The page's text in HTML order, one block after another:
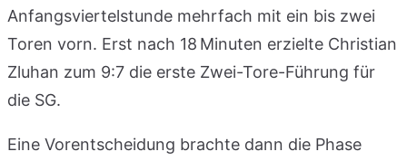
Anfangsviertelstunde mehrfach mit ein bis zwei
Toren vorn. Erst nach 18 Minuten erzielte Christian
Zluhan zum 9:7 die erste Zwei-Tore-Führung für
die SG.
Eine Vorentscheidung brachte dann die Phase